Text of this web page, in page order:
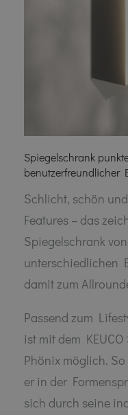
Spiegelschrank
benutzerfreundlicher
Schlicht, schön
Features – das
Spiegelschrank
unterschiedlichen
damit zum
Passend zum
ist mit dem
Phönix möglich.
er in der
sich durch seine